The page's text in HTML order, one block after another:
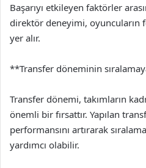
Başarıyı etkileyen faktörler
direktör deneyimi, oyuncuların
yer alır.
**Transfer döneminin
Transfer dönemi, takımların
önemli bir fırsattır. Yapılan
performansını artırarak
yardımcı olabilir.